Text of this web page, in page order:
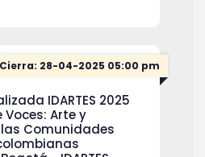
Cierra: 28-04-2025 05:00 pm
IDARTES 2025
Arte y
Comunidades